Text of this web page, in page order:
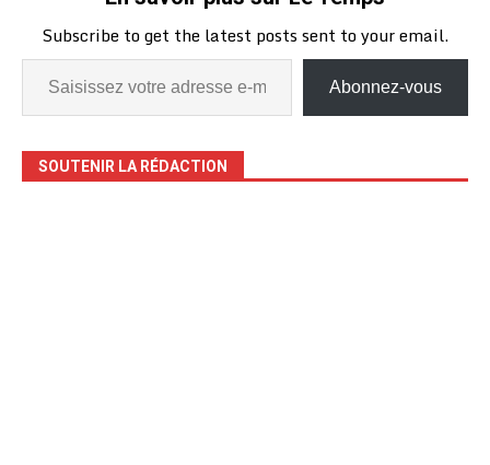
Subscribe to get the latest posts sent to your email.
Abonnez-vous
SOUTENIR LA RÉDACTION